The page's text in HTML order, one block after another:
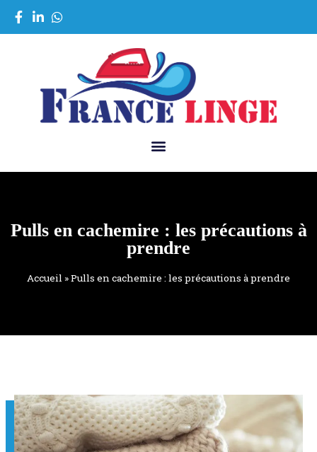
Pulls en cachemire : les précautions à
prendre
Accueil »Pulls en cachemire : les précautions à prendre